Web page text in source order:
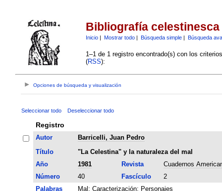
Bibliografía celestinesca
Inicio| Mostrar todo| Búsqueda simple| Búsqueda
1–1 de 1 registro encontrado(s) con los
(RSS):
Opciones de búsqueda y visualización
Seleccionar todo Deseleccionar todo
Registro
Autor
Barricelli, Juan Pedro
Título
"La Celestina" y la naturaleza del mal
Año
1981 Revista
Cuadernos
Número
40 Fascículo
2
Palabras
Mal ; Caracterización; Personajes